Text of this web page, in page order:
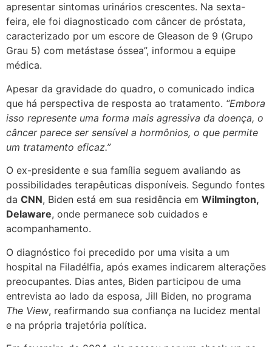
apresentar sintomas urinários crescentes. Na sexta-
feira, ele foi diagnosticado com câncer de próstata,
caracterizado por um escore de Gleason de 9 (Grupo
Grau 5) com metástase óssea”, informou a equipe
médica.
Apesar da gravidade do quadro, o comunicado indica
que há perspectiva de resposta ao tratamento. “Embora
isso represente uma forma mais agressiva da doença, o
câncer parece ser sensível a hormônios, o que permite
um tratamento eficaz.”
O ex-presidente e sua família seguem avaliando as
possibilidades terapêuticas disponíveis. Segundo fontes
da CNN, Biden está em sua residência em Wilmington,
Delaware, onde permanece sob cuidados e
acompanhamento.
O diagnóstico foi precedido por uma visita a um
hospital na Filadélfia, após exames indicarem alterações
preocupantes. Dias antes, Biden participou de uma
entrevista ao lado da esposa, Jill Biden, no programa
The View, reafirmando sua confiança na lucidez mental
e na própria trajetória política.